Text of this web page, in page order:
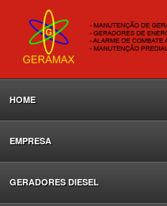
HOME
EMPRESA
GERADORES DIESEL